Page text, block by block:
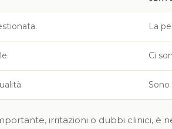
La
Ci
irritazioni o dubbi clinici, è